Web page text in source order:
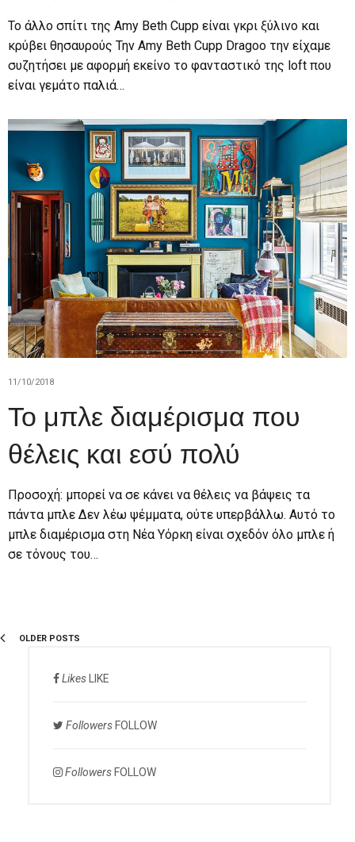
Το άλλο σπίτι της Amy Beth Cupp είναι γκρι ξύλινο και
κρύβει θησαυρούς Την Amy Beth Cupp Dragoo την είχαμε
συζητήσει με αφορμή εκείνο το φανταστικό της loft που
είναι γεμάτο παλιά…
11/10/2018
Το μπλε διαμέρισμα που
θέλεις και εσύ πολύ
Προσοχή: μπορεί να σε κάνει να θέλεις να βάψεις τα
πάντα μπλε Δεν λέω ψέμματα, ούτε υπερβάλλω. Αυτό το
μπλε διαμέρισμα στη Νέα Υόρκη είναι σχεδόν όλο μπλε ή
σε τόνους του…
OLDER POSTS
Likes LIKE
Followers FOLLOW
Followers FOLLOW